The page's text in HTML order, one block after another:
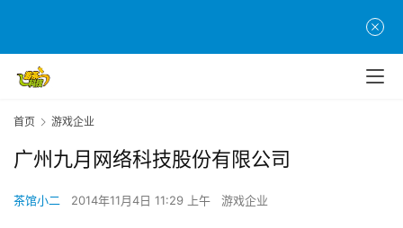
页
茶
原
首页 游戏企业
广州九月网络科技股份有限公司
茶馆小二 2014年11月4日 11:29 上午 游戏企业